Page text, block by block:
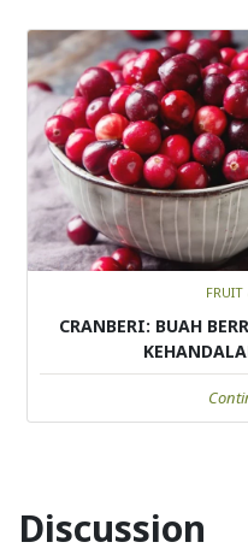
FRUIT
CRANBERI: BUAH
Discussion